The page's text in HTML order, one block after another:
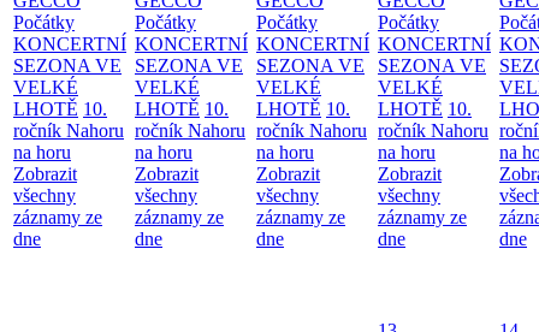
Počátky
KONCERTNÍ
SEZONA VE
VELKÉ
LHOTĚ 10.
ročník Nahoru
na horu
Zobrazit
všechny
záznamy ze
dne
Počátky
KONCERTNÍ
SEZONA VE
VELKÉ
LHOTĚ 10.
ročník Nahoru
na horu
Zobrazit
všechny
záznamy ze
dne
Počátky
KONCERTNÍ
SEZONA VE
VELKÉ
LHOTĚ 10.
ročník Nahoru
na horu
Zobrazit
všechny
záznamy ze
dne
Počátky
KONCERTNÍ
SEZONA VE
VELKÉ
LHOTĚ 10.
ročník Nahoru
na horu
Zobrazit
všechny
záznamy ze
dne
na
dne